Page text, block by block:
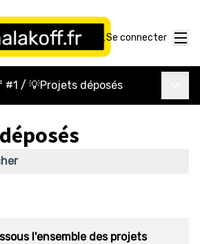
Se connecter
#1 / 💡Projets déposés
l'ensemble des projets